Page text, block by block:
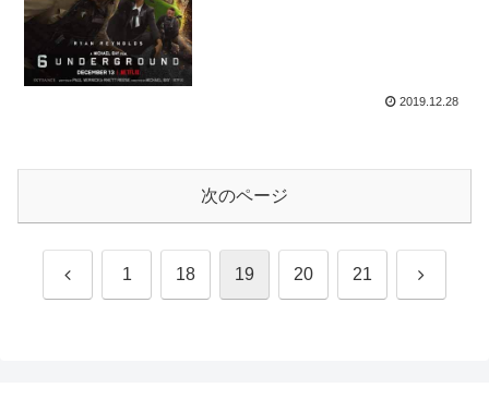
2019.12.28
次のページ
前 1 18 19 20 21 次